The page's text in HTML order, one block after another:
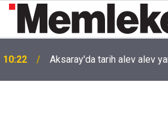
10:22 Aksaray'da tarih alev alev